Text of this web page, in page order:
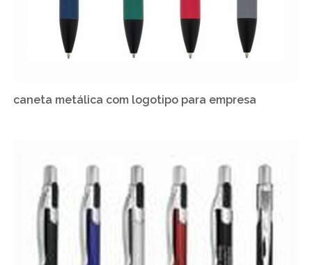
caneta metálica com logotipo para empresa